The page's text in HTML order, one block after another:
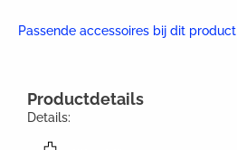
Passende accessoires bij dit product
Productdetails
Details: